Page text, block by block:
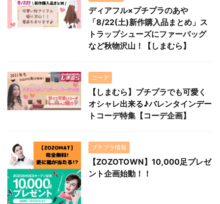
ディアフル×プチプラのあや
「8/22(土)新作購入品まとめ」ス
トラップシューズにファーバッグ
など秋物沢山！【しまむら】
コーデ
【しまむら】プチプラでも可愛く
オシャレ出来る♪バレンタインデー
トコーデ特集【コーデ企画】
プチプラ情報
【ZOZOTOWN】10,000足プレゼ
ント企画始動！！